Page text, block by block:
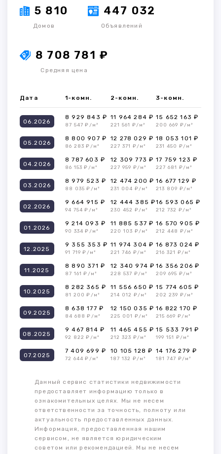
5 810
Домов
447 032
Объявлений
8 708 781 ₽
Средняя цена
Дата 1-комн. 2-комн. 3-комн.
06.2026
8 929 843 ₽
87 547 ₽/м²
11 964 284 ₽
221 561 ₽/м²
15 652 163 ₽
200 669 ₽/м²
05.2026
8 800 907 ₽
86 283 ₽/м²
12 278 029 ₽
227 371 ₽/м²
18 053 101 ₽
231 450 ₽/м²
04.2026
8 787 603 ₽
86 153 ₽/м²
12 309 773 ₽
227 959 ₽/м²
17 759 123 ₽
227 681 ₽/м²
03.2026
8 979 523 ₽
88 035 ₽/м²
12 474 200 ₽
231 004 ₽/м²
16 677 129 ₽
213 809 ₽/м²
02.2026
9 664 915 ₽
94 754 ₽/м²
12 444 385 ₽
230 452 ₽/м²
16 593 065 ₽
212 732 ₽/м²
01.2026
9 214 093 ₽
90 334 ₽/м²
11 885 537 ₽
220 103 ₽/м²
16 570 905 ₽
212 448 ₽/м²
12.2025
9 355 353 ₽
91 719 ₽/м²
11 974 304 ₽
221 746 ₽/м²
16 873 024 ₽
216 321 ₽/м²
11.2025
8 890 371 ₽
87 161 ₽/м²
12 340 974 ₽
228 537 ₽/м²
16 356 206 ₽
209 695 ₽/м²
10.2025
8 282 365 ₽
81 200 ₽/м²
11 556 650 ₽
214 012 ₽/м²
15 774 605 ₽
202 239 ₽/м²
09.2025
8 638 177 ₽
84 688 ₽/м²
12 150 035 ₽
225 001 ₽/м²
16 822 170 ₽
215 669 ₽/м²
08.2025
9 467 814 ₽
92 822 ₽/м²
11 465 455 ₽
212 323 ₽/м²
15 533 791 ₽
199 151 ₽/м²
07.2025
7 409 699 ₽
72 644 ₽/м²
10 105 128 ₽
187 132 ₽/м²
14 176 279 ₽
181 747 ₽/м²
Данный сервис статистики недвижимости
предоставляет информацию только в
ознакомительных целях. Мы не несем
ответственности за точность, полноту или
актуальность предоставленных данных.
Информация, предоставленная нашим
сервисом, не является юридическим
советом или рекомендацией. Мы не несем